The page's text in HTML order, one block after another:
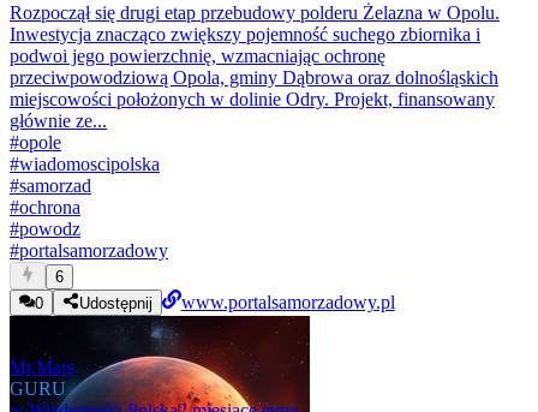
Rozpoczął się drugi etap przebudowy polderu Żelazna w Opolu.
Inwestycja znacząco zwiększy pojemność suchego zbiornika i
podwoi jego powierzchnię, wzmacniając ochronę
przeciwpowodziową Opola, gminy Dąbrowa oraz dolnośląskich
miejscowości położonych w dolinie Odry. Projekt, finansowany
głównie ze...
#opole
#wiadomoscipolska
#samorzad
#ochrona
#powodz
#portalsamorzadowy
6
0
Udostępnij www.portalsamorzadowy.pl
Mr.Mars
GURU